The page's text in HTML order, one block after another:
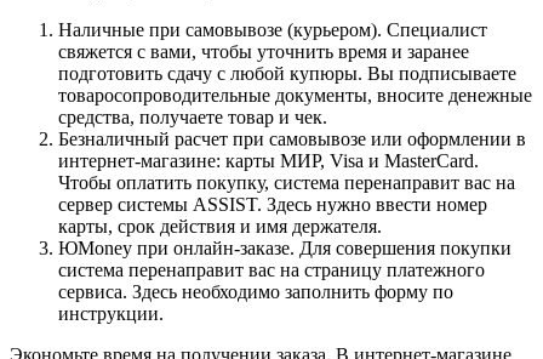
Наличные при самовывозе (курьером). Специалист
свяжется с вами, чтобы уточнить время и заранее
подготовить сдачу с любой купюры. Вы подписываете
товаросопроводительные документы, вносите денежные
средства, получаете товар и чек.
Безналичный расчет при самовывозе или оформлении в
интернет-магазине: карты МИР, Visa и MasterCard.
Чтобы оплатить покупку, система перенаправит вас на
сервер системы ASSIST. Здесь нужно ввести номер
карты, срок действия и имя держателя.
ЮMoney при онлайн-заказе. Для совершения покупки
система перенаправит вас на страницу платежного
сервиса. Здесь необходимо заполнить форму по
инструкции.
Экономьте время на получении заказа. В интернет-магазине